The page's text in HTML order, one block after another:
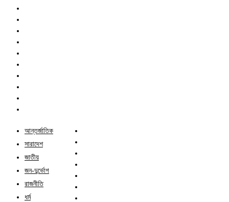
আন্তর্জাতিক
সারাদেশ
জাতীয়
জন-দুর্ভোগ
রাজনীতি
ধর্ম